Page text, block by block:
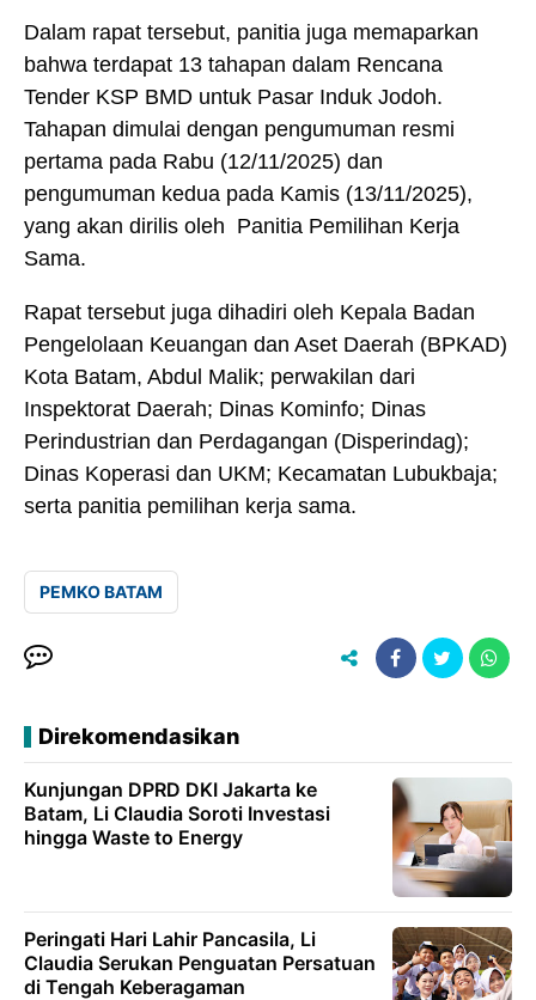
Dalam rapat tersebut, panitia juga memaparkan
bahwa terdapat 13 tahapan dalam Rencana
Tender KSP BMD untuk Pasar Induk Jodoh.
Tahapan dimulai dengan pengumuman resmi
pertama pada Rabu (12/11/2025) dan
pengumuman kedua pada Kamis (13/11/2025),
yang akan dirilis oleh Panitia Pemilihan Kerja
Sama.
Rapat tersebut juga dihadiri oleh Kepala Badan
Pengelolaan Keuangan dan Aset Daerah (BPKAD)
Kota Batam, Abdul Malik; perwakilan dari
Inspektorat Daerah; Dinas Kominfo; Dinas
Perindustrian dan Perdagangan (Disperindag);
Dinas Koperasi dan UKM; Kecamatan Lubukbaja;
serta panitia pemilihan kerja sama.
PEMKO BATAM
Direkomendasikan
Kunjungan DPRD DKI Jakarta ke
Batam, Li Claudia Soroti Investasi
hingga Waste to Energy
Peringati Hari Lahir Pancasila, Li
Claudia Serukan Penguatan Persatuan
di Tengah Keberagaman